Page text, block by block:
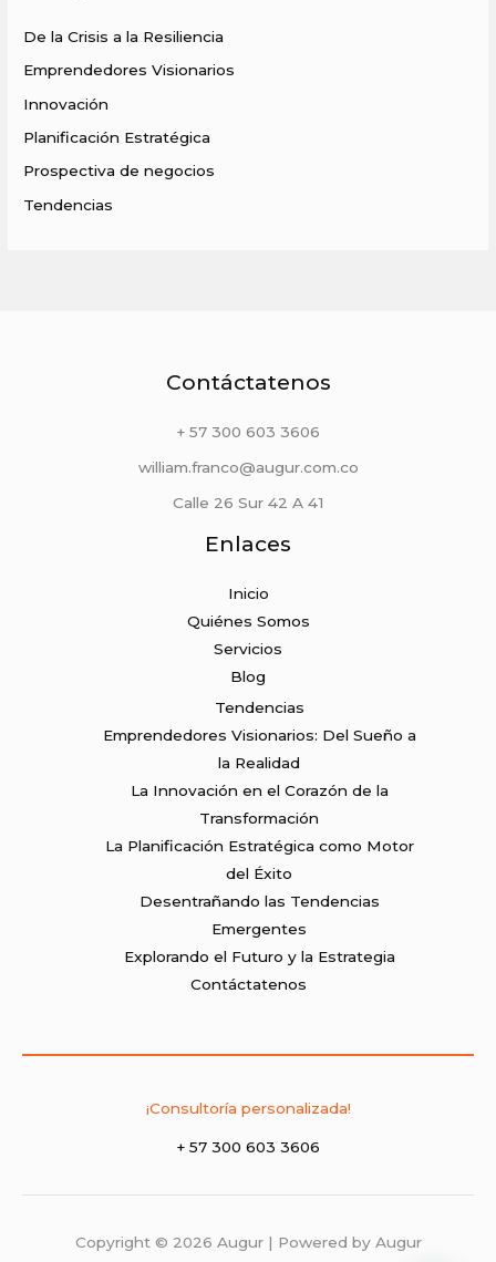
De la Crisis a la Resiliencia
Emprendedores Visionarios
Innovación
Planificación Estratégica
Prospectiva de negocios
Tendencias
Contáctatenos
+ 57 300 603 3606
william.franco@augur.com.co
Calle 26 Sur 42 A 41
Enlaces
Inicio
Quiénes Somos
Servicios
Blog
Tendencias
Emprendedores Visionarios: Del Sueño a
la Realidad
La Innovación en el Corazón de la
Transformación
La Planificación Estratégica como Motor
del Éxito
Desentrañando las Tendencias
Emergentes
Explorando el Futuro y la Estrategia
Contáctatenos
¡Consultoría personalizada!
+ 57 300 603 3606
Copyright © 2026 Augur | Powered by Augur